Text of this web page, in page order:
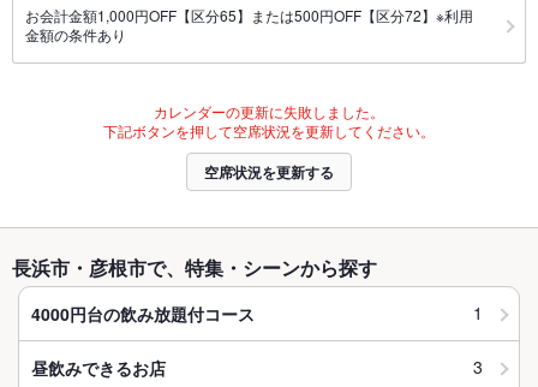
お会計金額1,000円OFF【区分65】または500円OFF【区分72】※利用
金額の条件あり
カレンダーの更新に失敗しました。
下記ボタンを押して空席状況を更新してください。
空席状況を更新する
長浜市・彦根市で、特集・シーンから探す
4000円台の飲み放題付コース 1
昼飲みできるお店 3